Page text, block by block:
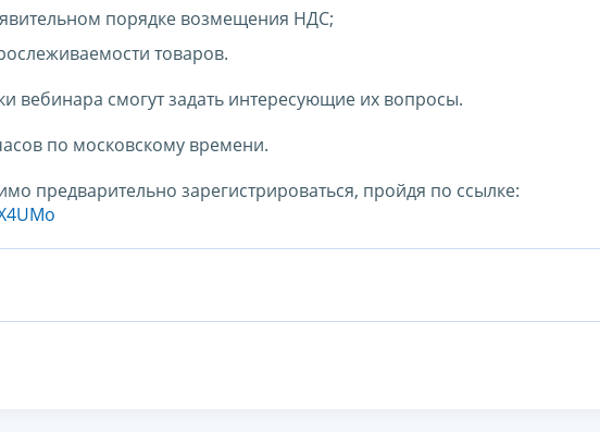
порядке возмещения НДС;
товаров.
вебинара смогут задать интересующие их вопросы.
по московскому времени.
предварительно зарегистрироваться, пройдя по ссылке: